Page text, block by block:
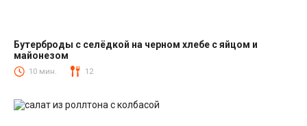
Закуски
Бутерброды с селёдкой на черном хлебе с яйцом и
майонезом
10 мин. 12